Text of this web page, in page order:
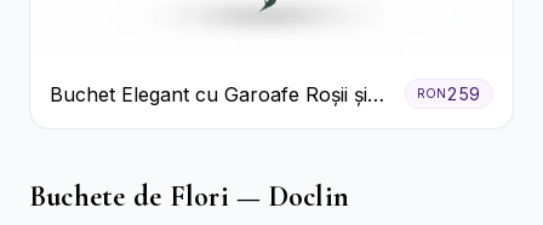
Buchet Elegant cu Garoafe Roșii și
Floarea Miresei
RON 259
Buchete de Flori — Doclin